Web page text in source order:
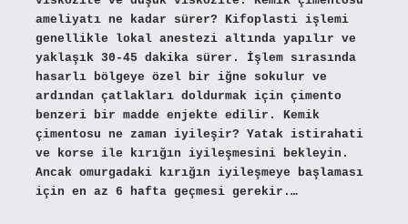
ameliyatı ne kadar sürer? Kifoplasti işlemi
genellikle lokal anestezi altında yapılır ve
yaklaşık 30-45 dakika sürer. İşlem sırasında
hasarlı bölgeye özel bir iğne sokulur ve
ardından çatlakları doldurmak için çimento
benzeri bir madde enjekte edilir. Kemik
çimentosu ne zaman iyileşir? Yatak istirahati
ve korse ile kırığın iyileşmesini bekleyin.
Ancak omurgadaki kırığın iyileşmeye başlaması
için en az 6 hafta geçmesi gerekir.…